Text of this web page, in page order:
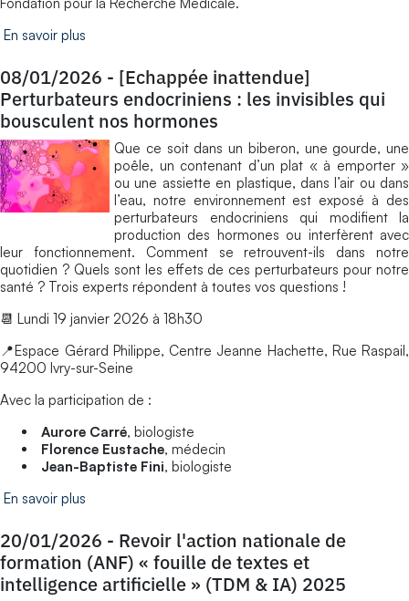
En savoir plus
08/01/2026 - [Echappée inattendue]
Perturbateurs endocriniens : les invisibles qui
bousculent nos hormones
Que ce soit dans un biberon, une gourde, une
poêle, un contenant d’un plat « à emporter »
ou une assiette en plastique, dans l’air ou dans
l’eau, notre environnement est exposé à des
perturbateurs endocriniens qui modifient la
production des hormones ou interfèrent avec
leur fonctionnement. Comment se retrouvent-ils dans notre
quotidien ? Quels sont les effets de ces perturbateurs pour notre
santé ? Trois experts répondent à toutes vos questions !
📆 Lundi 19 janvier 2026 à 18h30
📍Espace Gérard Philippe, Centre Jeanne Hachette, Rue Raspail,
94200 Ivry-sur-Seine
Avec la participation de :
Aurore Carré, biologiste
Florence Eustache, médecin
Jean-Baptiste Fini, biologiste
En savoir plus
20/01/2026 - Revoir l'action nationale de
formation (ANF) « fouille de textes et
intelligence artificielle » (TDM & IA) 2025